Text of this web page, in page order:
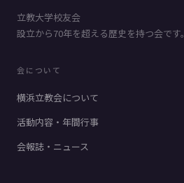
立教大学校友会
設立から70年を超える歴史を持つ会です。
会について
横浜立教会について
活動内容・年間行事
会報誌・ニュース